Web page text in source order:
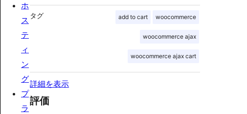
タグ add to cart woocommerce
woocommerce ajax
woocommerce ajax cart
詳細を表示
評価
ホ
ス
テ
ィ
ン
グ
プ
ラ